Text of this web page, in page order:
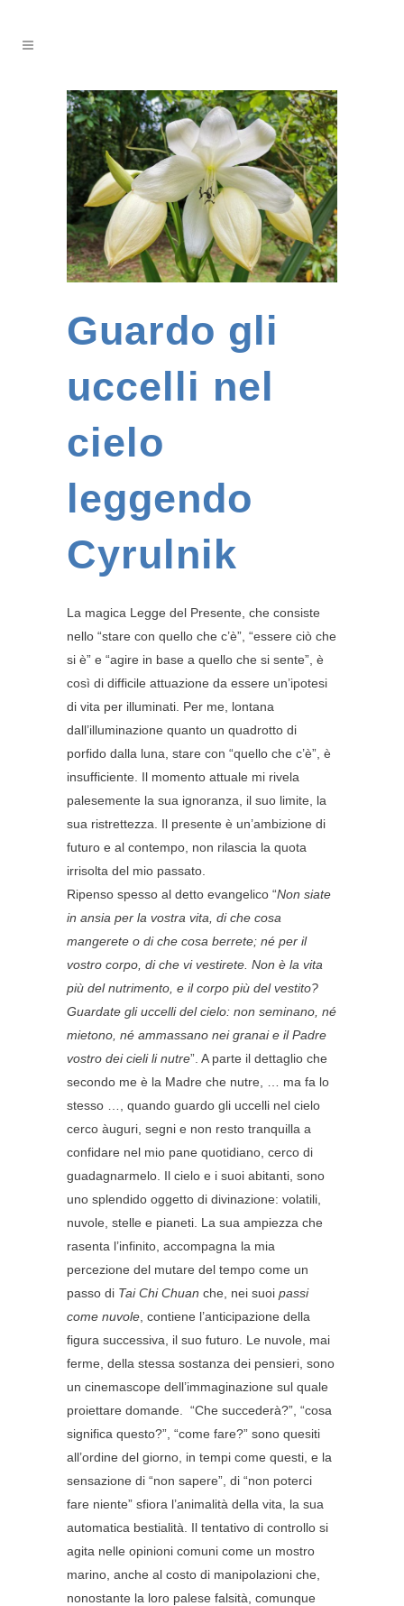
Guardo gli
uccelli nel
cielo
leggendo
Cyrulnik
La magica Legge del Presente, che consiste
nello “stare con quello che c’è”, “essere ciò che
si è” e “agire in base a quello che si sente”, è
così di difficile attuazione da essere un’ipotesi
di vita per illuminati. Per me, lontana
dall’illuminazione quanto un quadrotto di
porfido dalla luna, stare con “quello che c’è”, è
insufficiente. Il momento attuale mi rivela
palesemente la sua ignoranza, il suo limite, la
sua ristrettezza. Il presente è un’ambizione di
futuro e al contempo, non rilascia la quota
irrisolta del mio passato.
Ripenso spesso al detto evangelico “Non siate
in ansia per la vostra vita, di che cosa
mangerete o di che cosa berrete; né per il
vostro corpo, di che vi vestirete. Non è la vita
più del nutrimento, e il corpo più del vestito?
Guardate gli uccelli del cielo: non seminano, né
mietono, né ammassano nei granai e il Padre
vostro dei cieli li nutre”. A parte il dettaglio che
secondo me è la Madre che nutre, … ma fa lo
stesso …, quando guardo gli uccelli nel cielo
cerco àuguri, segni e non resto tranquilla a
confidare nel mio pane quotidiano, cerco di
guadagnarmelo. Il cielo e i suoi abitanti, sono
uno splendido oggetto di divinazione: volatili,
nuvole, stelle e pianeti. La sua ampiezza che
rasenta l’infinito, accompagna la mia
percezione del mutare del tempo come un
passo di Tai Chi Chuan che, nei suoi passi
come nuvole , contiene l’anticipazione della
figura successiva, il suo futuro. Le nuvole, mai
ferme, della stessa sostanza dei pensieri, sono
un cinemascope dell’immaginazione sul quale
proiettare domande. “Che succederà?”, “cosa
significa questo?”, “come fare?” sono quesiti
all’ordine del giorno, in tempi come questi, e la
sensazione di “non sapere”, di “non poterci
fare niente” sfiora l’animalità della vita, la sua
automatica bestialità. Il tentativo di controllo si
agita nelle opinioni comuni come un mostro
marino, anche al costo di manipolazioni che,
nonostante la loro palese falsità, comunque